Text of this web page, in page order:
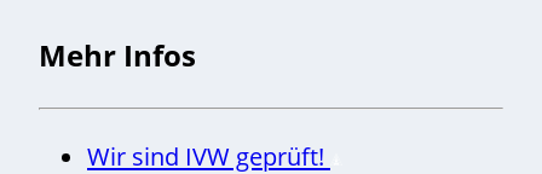
Mehr Infos
Wir sind IVW geprüft!